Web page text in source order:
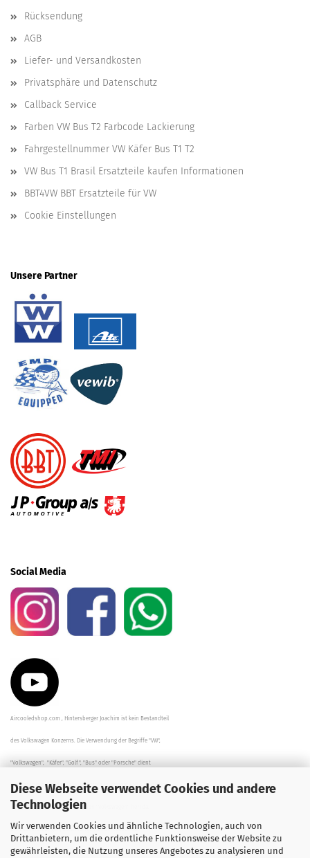
Diese Webseite verwendet Cookies und andere
Technologien
Wir verwenden Cookies und ähnliche Technologien, auch von
Drittanbietern, um die ordentliche Funktionsweise der Website zu
gewährleisten, die Nutzung unseres Angebotes zu analysieren und
Rücksendung
AGB
Liefer- und Versandkosten
Privatsphäre und Datenschutz
Callback Service
Farben VW Bus T2 Farbcode Lackierung
Fahrgestellnummer VW Käfer Bus T1 T2
VW Bus T1 Brasil Ersatzteile kaufen Informationen
BBT4VW BBT Ersatzteile für VW
Cookie Einstellungen
Unsere Partner
Social Media
Aircooledshop.com , Hintersberger Joachim ist kein Bestandteil
des Volkswagen Konzerns. Die Verwendung der Begriffe "VW",
"Volkswagen", "Käfer", "Golf", "Bus" oder "Porsche" dient
der Beschreibung der Teile und stellt in keinem Fall eine direkte
Verbindung zu dem Unternehmen "Volkswagen" her/da.
Die Beschreibungen, Zeichnungen und Angaben zur
Verwendung sind sorgfältig überprüft worden.